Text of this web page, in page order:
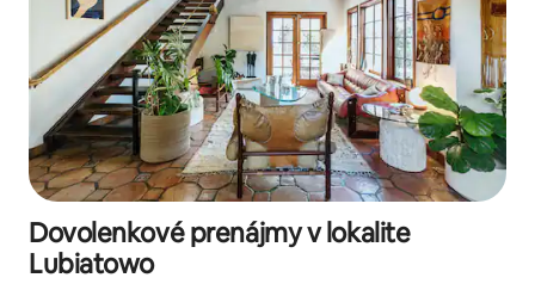
Dovolenkové prenájmy v lokalite
Lubiatowo